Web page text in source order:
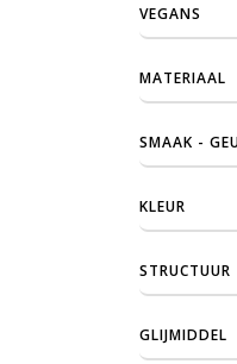
VEGANS
MATERIAAL
SMAAK -
KLEUR
STRUCTUUR
GLIJMIDDEL